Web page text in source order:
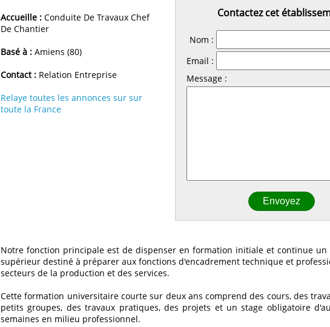
Accueille : Conduite De Travaux Chef
De Chantier
Basé à : Amiens (80)
Contact : Relation Entreprise
Relaye toutes les annonces sur sur
toute la France
Contactez cet
Nom :
Email :
Message :
Notre fonction principale est de dispenser en formation initiale et continue un
supérieur destiné à préparer aux fonctions d'encadrement technique et
secteurs de la production et des services.
Cette formation universitaire courte sur deux ans comprend des cours, des
petits groupes, des travaux pratiques, des projets et un stage obligatoire
semaines en milieu professionnel.